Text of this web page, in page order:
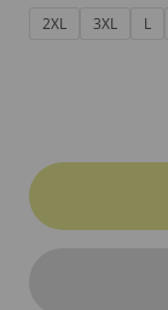
2XL 3XL L